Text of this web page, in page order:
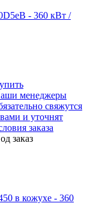
- 360 кВт /
менеджеры
свяжутся
и уточнят
заказа
заказ
в кожухе - 360